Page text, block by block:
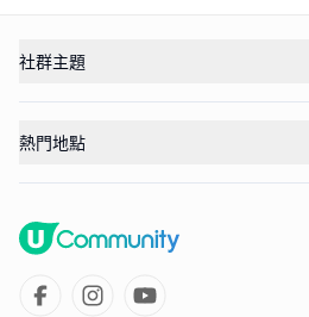
社群主題
熱門地點